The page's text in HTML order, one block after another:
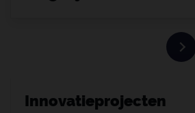
Innovatieprojecten